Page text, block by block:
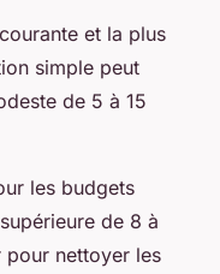
et la plus
simple peut
de 5 à 15
les budgets
de 8 à
pour nettoyer les